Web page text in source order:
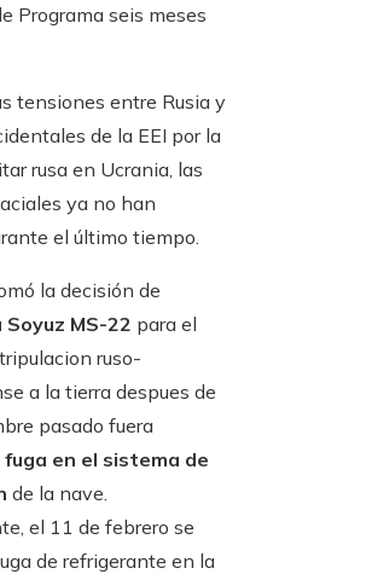
Programa seis meses
tensiones entre Rusia y
de la EEI por la
rusa en Ucrania, las
ya no han
el último tiempo.
la decisión de
MS-22 para el
ruso-
a la tierra despues de
pasado fuera
en el sistema de
de la nave.
el 11 de febrero se
de refrigerante en la